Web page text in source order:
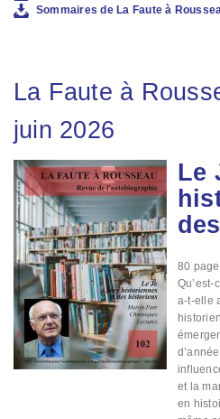
Sommaires de La Faute à
La Faute à
juin 2026
Image
Le
80
Qu’est-
a-t-elle
et la
en